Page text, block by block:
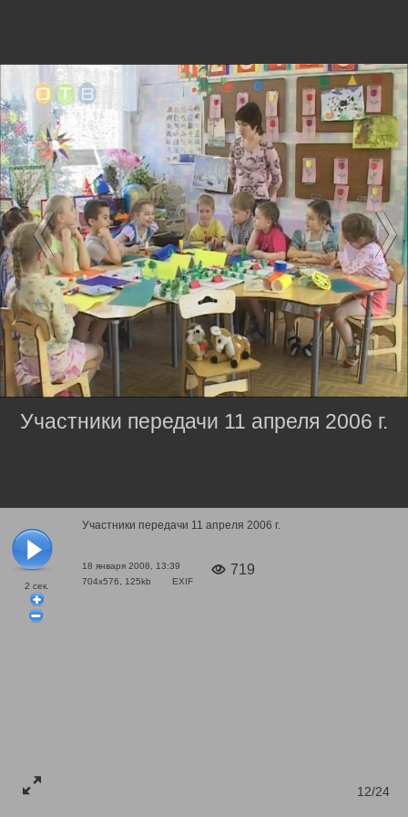
2 сек.
Участники передачи 11 апреля 2006 г.
18 января 2008, 13:39
704x576, 125kb
EXIF
719
12/24
Участники передачи 11 апреля 2006 г.